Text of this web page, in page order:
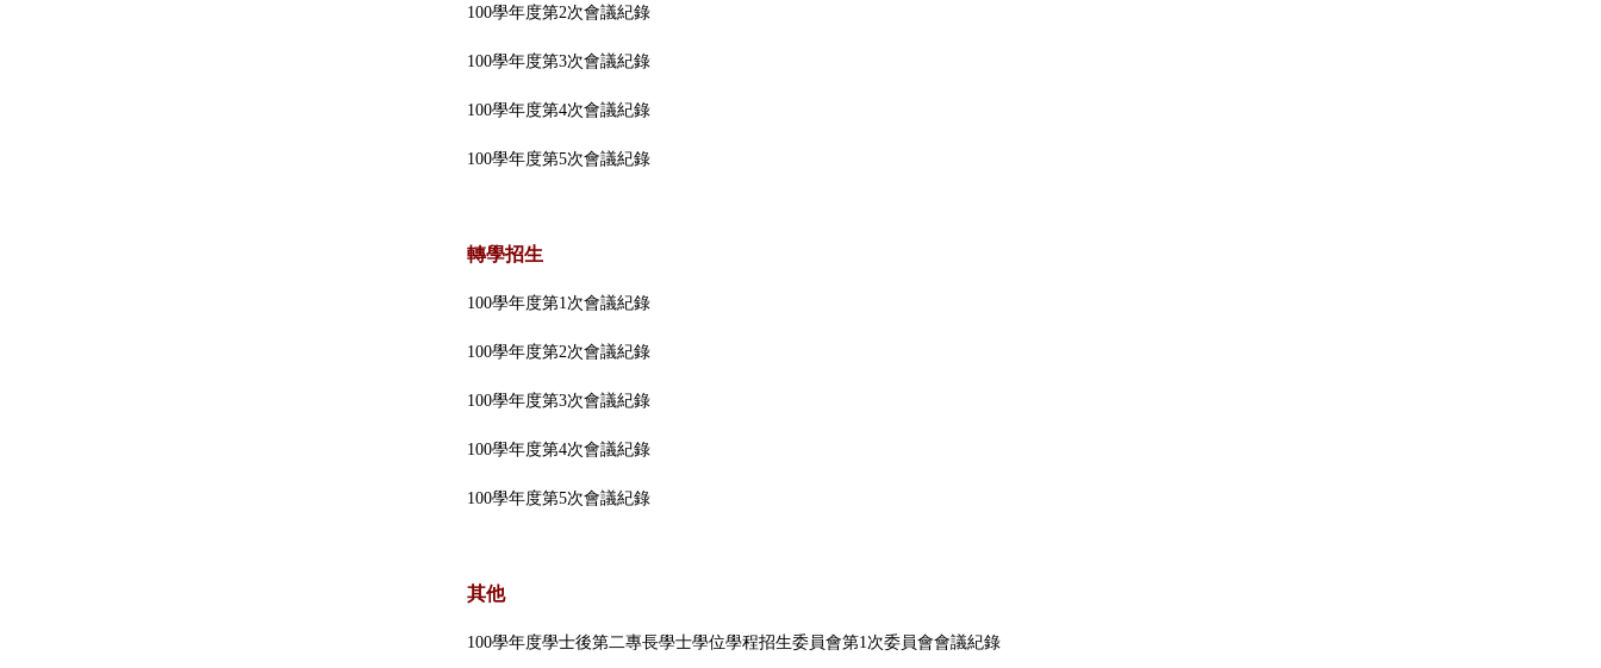
100學年度第2次會議紀錄
100學年度第3次會議紀錄
100學年度第4次會議紀錄
100學年度第5次會議紀錄
轉學招生
100學年度第1次會議紀錄
100學年度第2次會議紀錄
100學年度第3次會議紀錄
100學年度第4次會議紀錄
100學年度第5次會議紀錄
其他
100學年度學士後第二專長學士學位學程招生委員會第1次委員會會議紀錄